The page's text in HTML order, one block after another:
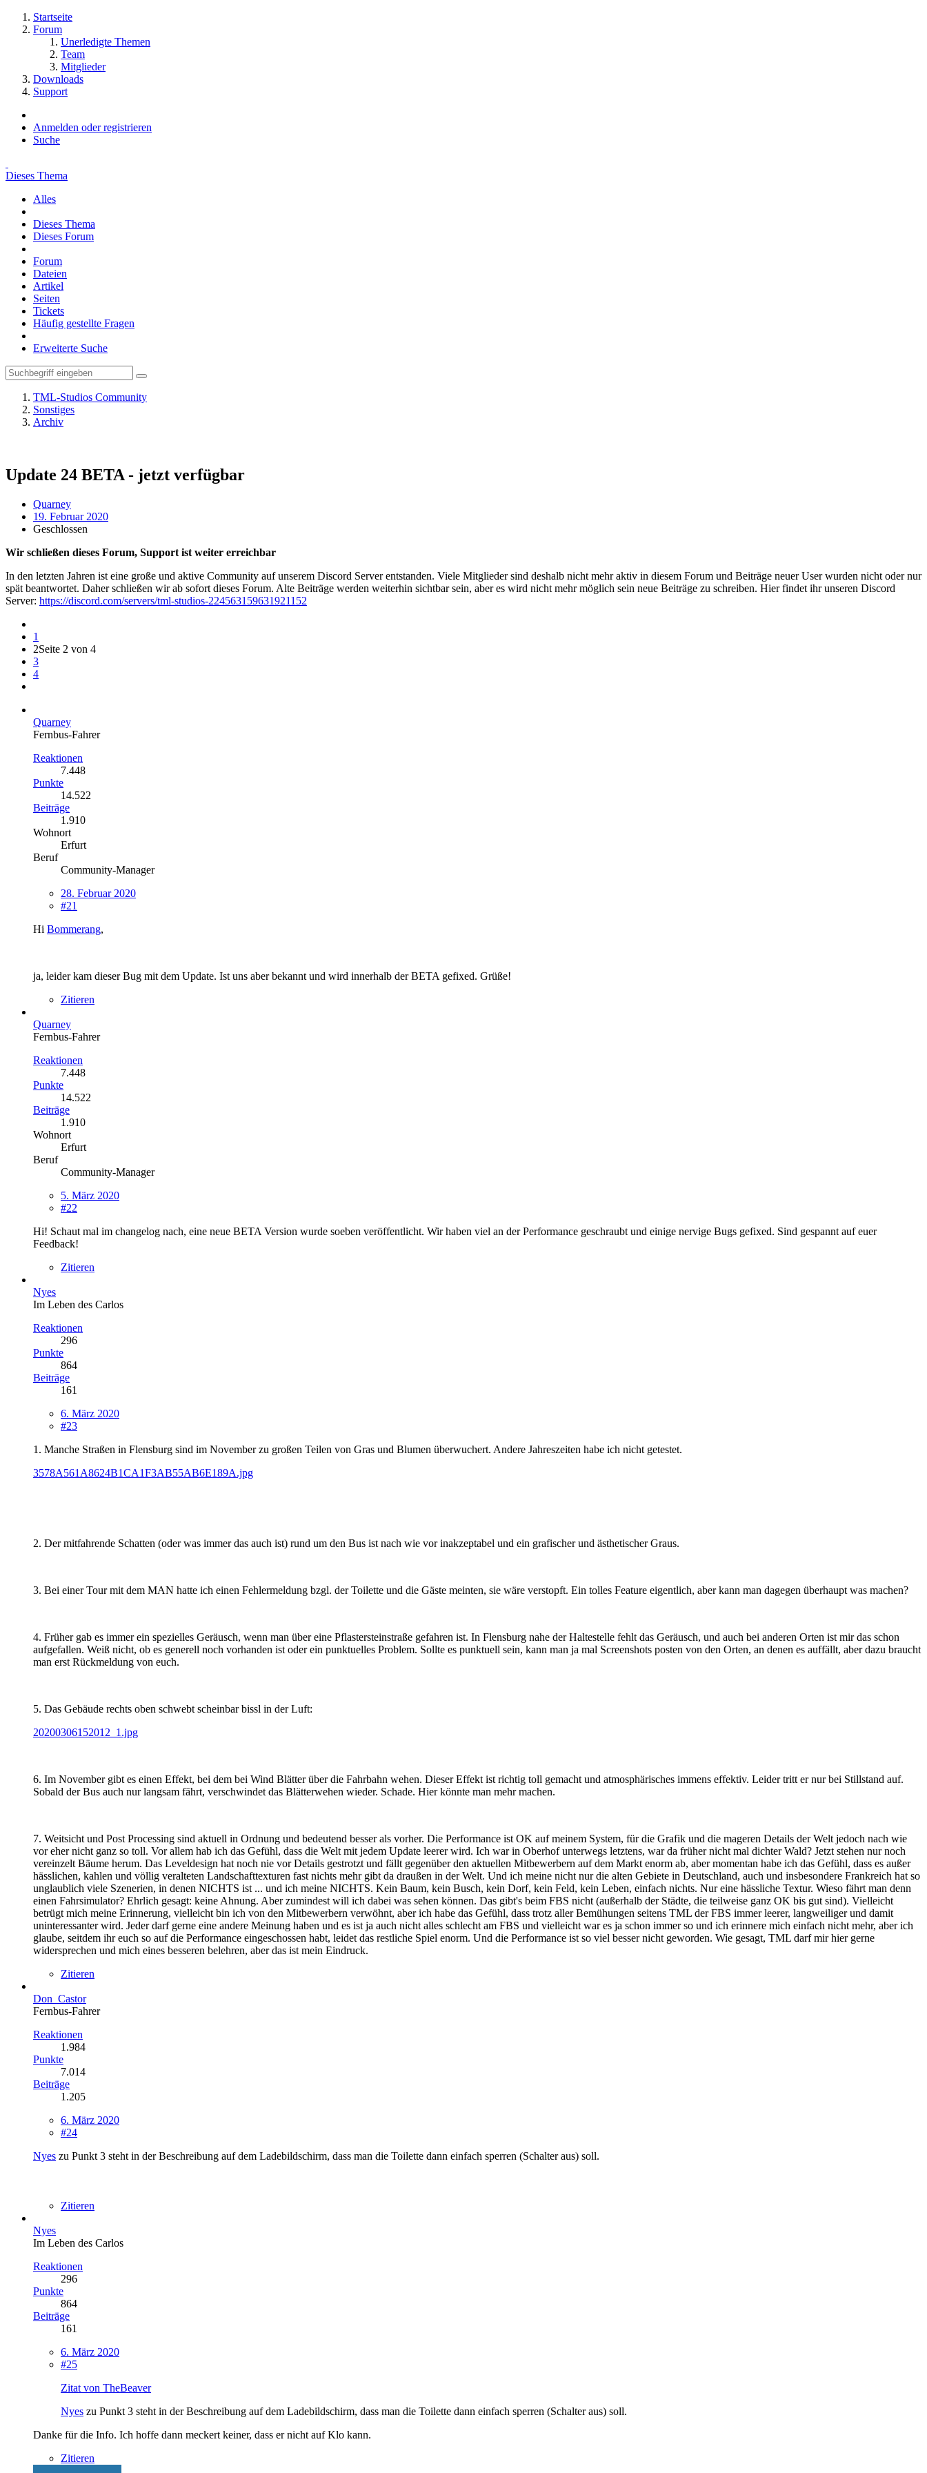
Startseite
Forum
Unerledigte Themen
Team
Mitglieder
Downloads
Support
Anmelden oder registrieren
Suche
Dieses Thema
Alles
Dieses Thema
Dieses Forum
Forum
Dateien
Artikel
Seiten
Tickets
Häufig gestellte Fragen
Erweiterte Suche
TML-Studios Community
Sonstiges
Archiv
Update 24 BETA - jetzt verfügbar
Quarney
19. Februar 2020
Geschlossen
Wir schließen dieses Forum, Support ist weiter erreichbar
In den letzten Jahren ist eine große und aktive Community auf unserem Discord Server entstanden. Viele Mitglieder sind deshalb nicht mehr aktiv in diesem Forum und Beiträge neuer User wurden nicht oder nur
spät beantwortet. Daher schließen wir ab sofort dieses Forum. Alte Beiträge werden weiterhin sichtbar sein, aber es wird nicht mehr möglich sein neue Beiträge zu schreiben. Hier findet ihr unseren Discord
Server: https://discord.com/servers/tml-studios-224563159631921152
1
2Seite 2 von 4
3
4
Quarney
Fernbus-Fahrer
Reaktionen
7.448
Punkte
14.522
Beiträge
1.910
Wohnort
Erfurt
Beruf
Community-Manager
28. Februar 2020
#21
Hi Bommerang,
ja, leider kam dieser Bug mit dem Update. Ist uns aber bekannt und wird innerhalb der BETA gefixed. Grüße!
Zitieren
Quarney
Fernbus-Fahrer
Reaktionen
7.448
Punkte
14.522
Beiträge
1.910
Wohnort
Erfurt
Beruf
Community-Manager
5. März 2020
#22
Hi! Schaut mal im changelog nach, eine neue BETA Version wurde soeben veröffentlicht. Wir haben viel an der Performance geschraubt und einige nervige Bugs gefixed. Sind gespannt auf euer
Feedback!
Zitieren
Nyes
Im Leben des Carlos
Reaktionen
296
Punkte
864
Beiträge
161
6. März 2020
#23
1. Manche Straßen in Flensburg sind im November zu großen Teilen von Gras und Blumen überwuchert. Andere Jahreszeiten habe ich nicht getestet.
3578A561A8624B1CA1F3AB55AB6E189A.jpg
2. Der mitfahrende Schatten (oder was immer das auch ist) rund um den Bus ist nach wie vor inakzeptabel und ein grafischer und ästhetischer Graus.
3. Bei einer Tour mit dem MAN hatte ich einen Fehlermeldung bzgl. der Toilette und die Gäste meinten, sie wäre verstopft. Ein tolles Feature eigentlich, aber kann man dagegen überhaupt was machen?
4. Früher gab es immer ein spezielles Geräusch, wenn man über eine Pflastersteinstraße gefahren ist. In Flensburg nahe der Haltestelle fehlt das Geräusch, und auch bei anderen Orten ist mir das schon
aufgefallen. Weiß nicht, ob es generell noch vorhanden ist oder ein punktuelles Problem. Sollte es punktuell sein, kann man ja mal Screenshots posten von den Orten, an denen es auffällt, aber dazu braucht
man erst Rückmeldung von euch.
5. Das Gebäude rechts oben schwebt scheinbar bissl in der Luft:
20200306152012_1.jpg
6. Im November gibt es einen Effekt, bei dem bei Wind Blätter über die Fahrbahn wehen. Dieser Effekt ist richtig toll gemacht und atmosphärisches immens effektiv. Leider tritt er nur bei Stillstand auf.
Sobald der Bus auch nur langsam fährt, verschwindet das Blätterwehen wieder. Schade. Hier könnte man mehr machen.
7. Weitsicht und Post Processing sind aktuell in Ordnung und bedeutend besser als vorher. Die Performance ist OK auf meinem System, für die Grafik und die mageren Details der Welt jedoch nach wie
vor eher nicht ganz so toll. Vor allem hab ich das Gefühl, dass die Welt mit jedem Update leerer wird. Ich war in Oberhof unterwegs letztens, war da früher nicht mal dichter Wald? Jetzt stehen nur noch
vereinzelt Bäume herum. Das Leveldesign hat noch nie vor Details gestrotzt und fällt gegenüber den aktuellen Mitbewerbern auf dem Markt enorm ab, aber momentan habe ich das Gefühl, dass es außer
hässlichen, kahlen und völlig veralteten Landschafttexturen fast nichts mehr gibt da draußen in der Welt. Und ich meine nicht nur die alten Gebiete in Deutschland, auch und insbesondere Frankreich hat so
unglaublich viele Szenerien, in denen NICHTS ist ... und ich meine NICHTS. Kein Baum, kein Busch, kein Dorf, kein Feld, kein Leben, einfach nichts. Nur eine hässliche Textur. Wieso fährt man denn
einen Fahrsimulator? Ehrlich gesagt: keine Ahnung. Aber zumindest will ich dabei was sehen können. Das gibt's beim FBS nicht (außerhalb der Städte, die teilweise ganz OK bis gut sind). Vielleicht
betrügt mich meine Erinnerung, vielleicht bin ich von den Mitbewerbern verwöhnt, aber ich habe das Gefühl, dass trotz aller Bemühungen seitens TML der FBS immer leerer, langweiliger und damit
uninteressanter wird. Jeder darf gerne eine andere Meinung haben und es ist ja auch nicht alles schlecht am FBS und vielleicht war es ja schon immer so und ich erinnere mich einfach nicht mehr, aber ich
glaube, seitdem ihr euch so auf die Performance eingeschossen habt, leidet das restliche Spiel enorm. Und die Performance ist so viel besser nicht geworden. Wie gesagt, TML darf mir hier gerne
widersprechen und mich eines besseren belehren, aber das ist mein Eindruck.
Zitieren
Don_Castor
Fernbus-Fahrer
Reaktionen
1.984
Punkte
7.014
Beiträge
1.205
6. März 2020
#24
Nyes zu Punkt 3 steht in der Beschreibung auf dem Ladebildschirm, dass man die Toilette dann einfach sperren (Schalter aus) soll.
Zitieren
Nyes
Im Leben des Carlos
Reaktionen
296
Punkte
864
Beiträge
161
6. März 2020
#25
Zitat von TheBeaver
Nyes zu Punkt 3 steht in der Beschreibung auf dem Ladebildschirm, dass man die Toilette dann einfach sperren (Schalter aus) soll.
Danke für die Info. Ich hoffe dann meckert keiner, dass er nicht auf Klo kann.
Zitieren